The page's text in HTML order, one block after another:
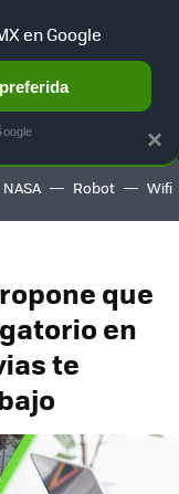
TERRITORIO
NASA Robot Wifi
que
en
te
×
en Google